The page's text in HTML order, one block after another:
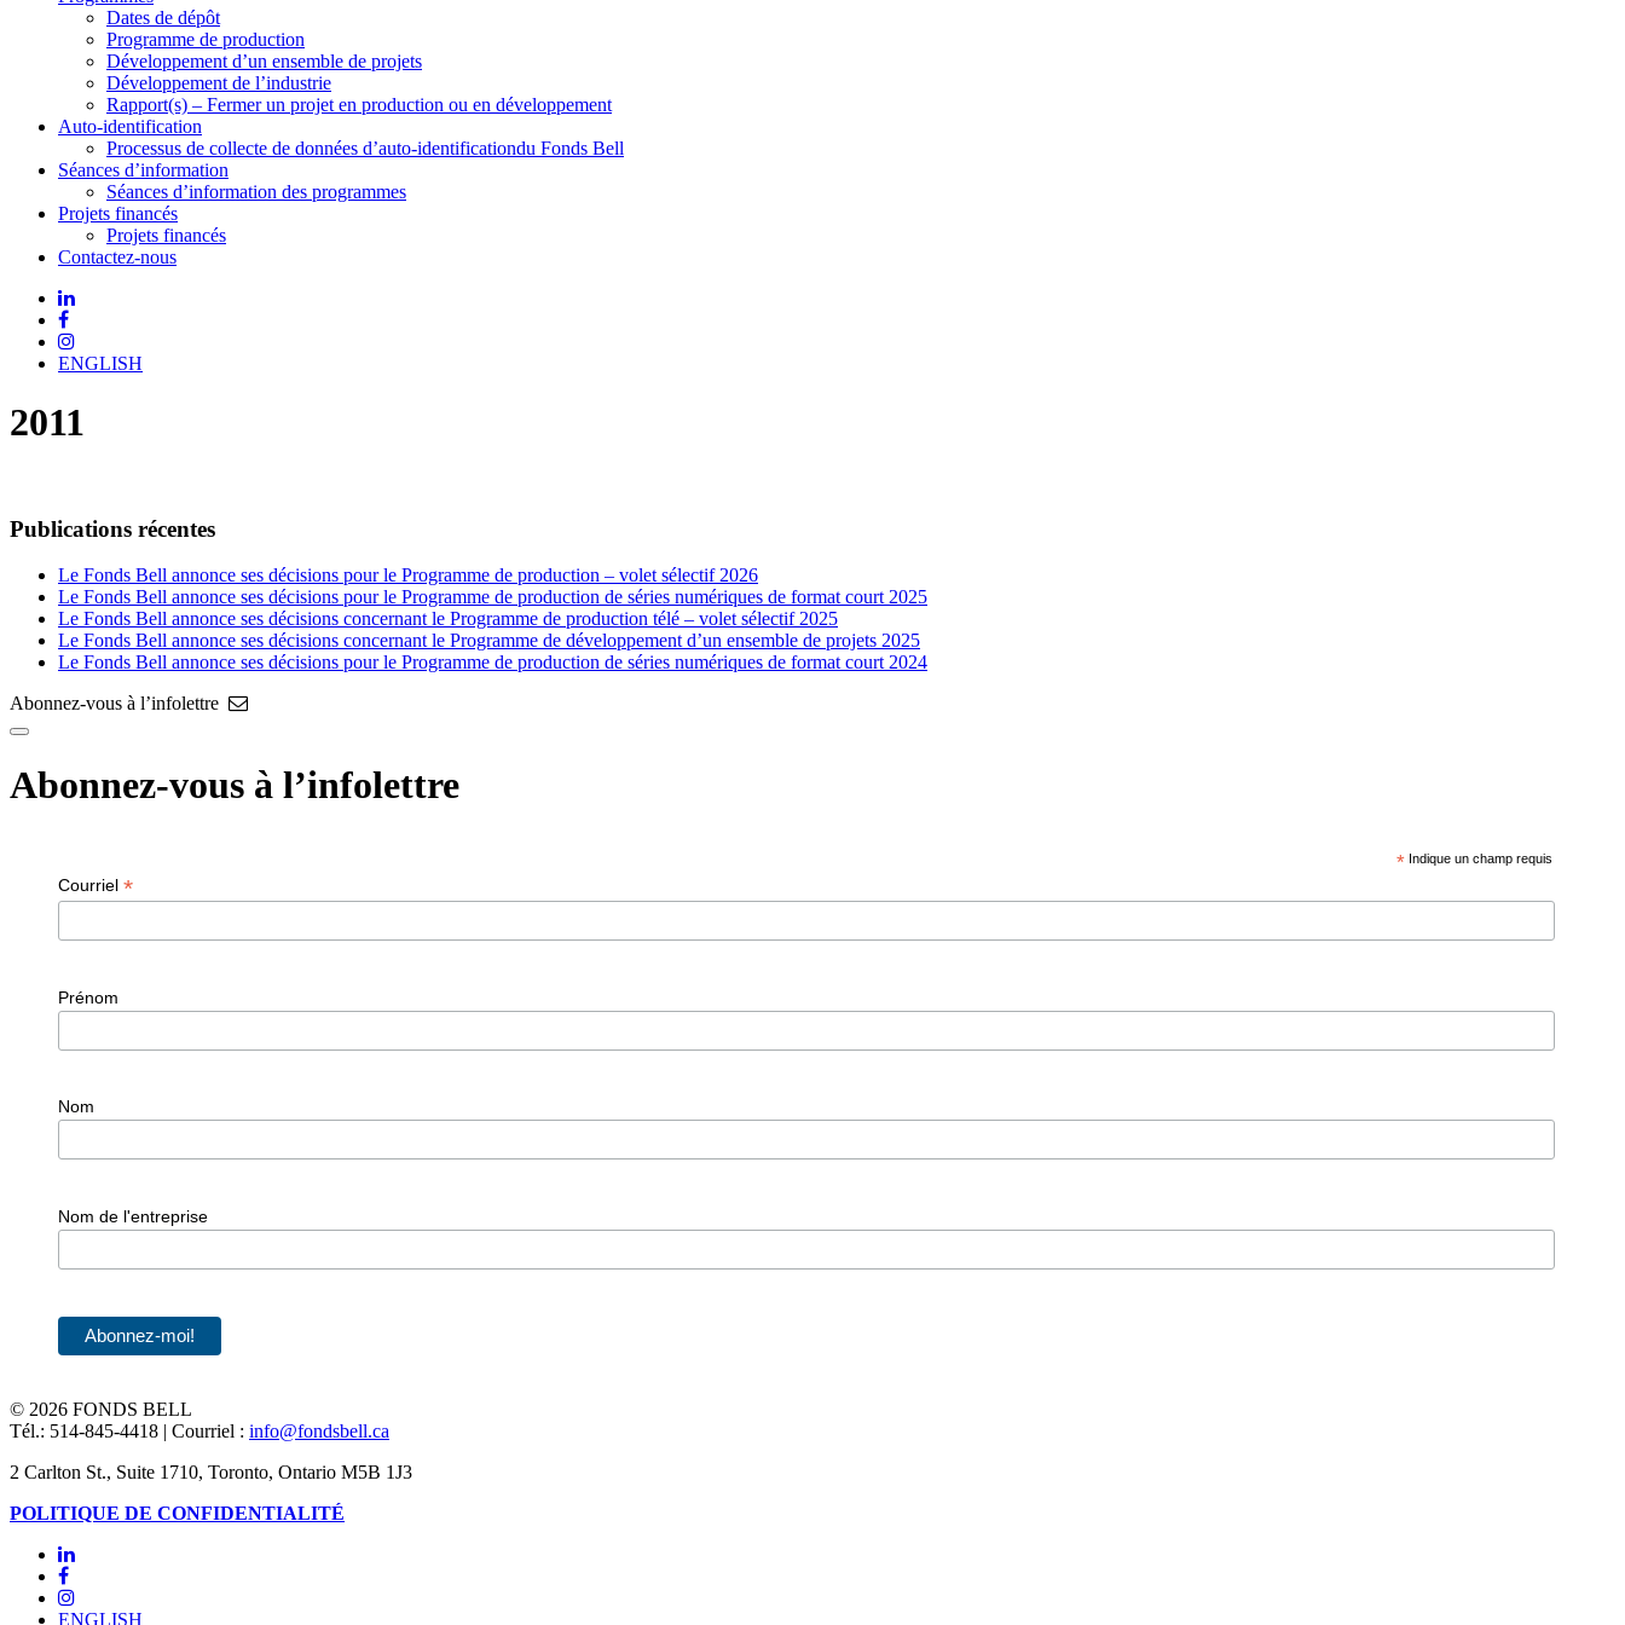
Dates de dépôt
Programme de production
Développement d’un ensemble de projets
Développement de l’industrie
Rapport(s) – Fermer un projet en production ou en développement
Auto-identification
Processus de collecte de données d’auto-identificationdu Fonds Bell
Séances d’information
Séances d’information des programmes
Projets financés
Projets financés
Contactez-nous
ENGLISH
2011
Publications récentes
Le Fonds Bell annonce ses décisions pour le Programme de production – volet sélectif 2026
Le Fonds Bell annonce ses décisions pour le Programme de production de séries numériques de format court 2025
Le Fonds Bell annonce ses décisions concernant le Programme de production télé – volet sélectif 2025
Le Fonds Bell annonce ses décisions concernant le Programme de développement d’un ensemble de projets 2025
Le Fonds Bell annonce ses décisions pour le Programme de production de séries numériques de format court 2024
Abonnez-vous à l’infolettre
Abonnez-vous à l’infolettre
* Indique un champ requis
Courriel *
Prénom
Nom
Nom de l'entreprise
© 2026 FONDS BELL
Tél.: 514-845-4418 | Courriel : info@fondsbell.ca
2 Carlton St., Suite 1710, Toronto, Ontario M5B 1J3
POLITIQUE DE CONFIDENTIALITÉ
ENGLISH